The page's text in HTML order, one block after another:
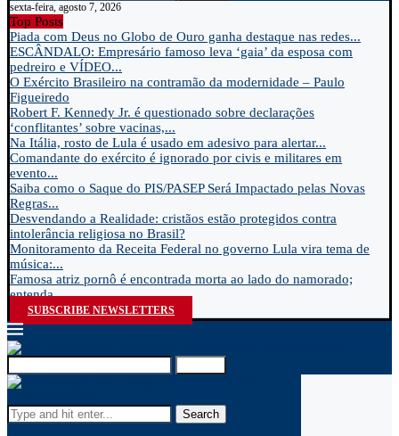
sexta-feira, agosto 7, 2026
Top Posts
Piada com Deus no Globo de Ouro ganha destaque nas redes...
ESCÂNDALO: Empresário famoso leva ‘gaia’ da esposa com
pedreiro e VÍDEO...
O Exército Brasileiro na contramão da modernidade – Paulo
Figueiredo
Robert F. Kennedy Jr. é questionado sobre declarações
‘conflitantes’ sobre vacinas,...
Na Itália, rosto de Lula é usado em adesivo para alertar...
Comandante do exército é ignorado por civis e militares em
evento...
Saiba como o Saque do PIS/PASEP Será Impactado pelas Novas
Regras...
Desvendando a Realidade: cristãos estão protegidos contra
intolerância religiosa no Brasil?
Monitoramento da Receita Federal no governo Lula vira tema de
música:...
Famosa atriz pornô é encontrada morta ao lado do namorado;
entenda...
SUBSCRIBE NEWSLETTERS
Search